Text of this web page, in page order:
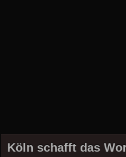
Köln schafft das